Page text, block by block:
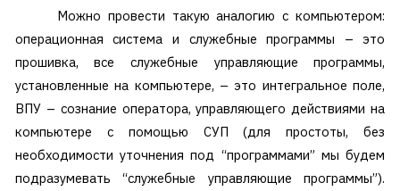
Можно провести такую аналогию с компьютером:
операционная система и служебные программы – это
прошивка, все служебные управляющие программы,
установленные на компьютере, – это интегральное поле,
ВПУ – сознание оператора, управляющего действиями на
компьютере с помощью СУП (для простоты, без
необходимости уточнения под “программами” мы будем
подразумевать “служебные управляющие программы”).